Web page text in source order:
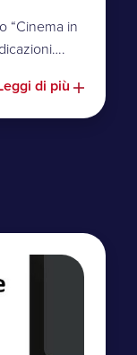
“Cinema in
di più